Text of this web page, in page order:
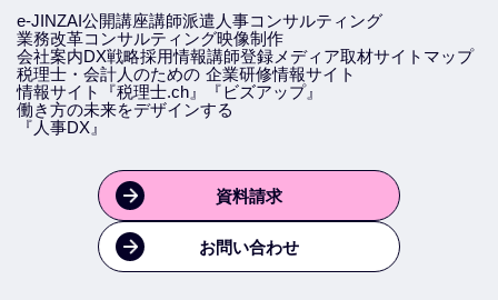
e-JINZAI公開講座講師派遣 人事コンサルティング
業務改革コンサルティング映像制作
会社案内DX戦略採用情報講師登録 メディア取材サイトマップ
税理士・会計人のための
情報サイト『税理士.ch』
企業研修情報サイト
『ビズアップ』
働き方の未来をデザインする
『人事DX』
資料請求
お問い合わせ